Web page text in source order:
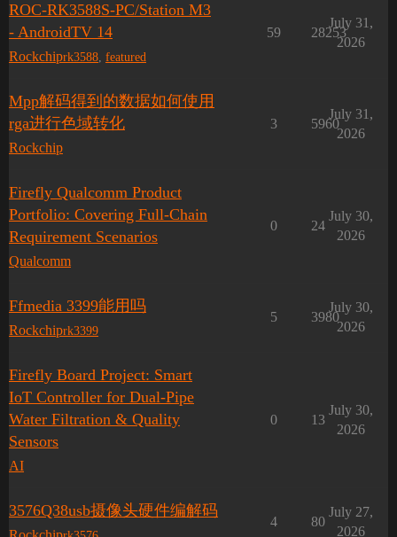
ROC-RK3588S-PC/Station M3
- AndroidTV 14
Rockchiprk3588 featured
59 28253
July 31,
2026
Mpp解码得到的数据如何使用
rga进行色域转化
Rockchip
3 5960
July 31,
2026
Firefly Qualcomm Product
Portfolio: Covering Full-Chain
Requirement Scenarios
Qualcomm
0 24
July 30,
2026
Ffmedia 3399能用吗
Rockchiprk3399
5 3980
July 30,
2026
Firefly Board Project: Smart
IoT Controller for Dual-Pipe
Water Filtration & Quality
Sensors
AI
0 13
July 30,
2026
3576Q38usb摄像头硬件编解码
4 80
July 27,
2026